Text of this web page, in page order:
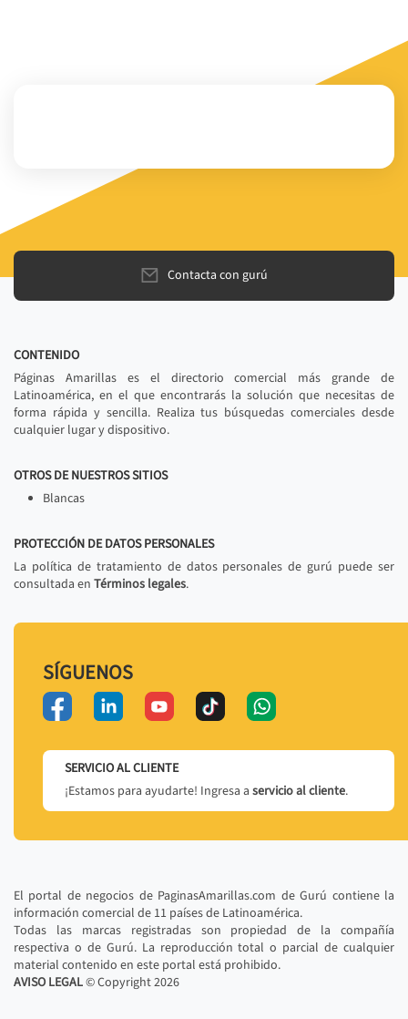
Contacta con gurú
CONTENIDO
Páginas Amarillas es el directorio comercial más grande de
Latinoamérica, en el que encontrarás la solución que necesitas de
forma rápida y sencilla. Realiza tus búsquedas comerciales desde
cualquier lugar y dispositivo.
OTROS DE NUESTROS SITIOS
Blancas
PROTECCIÓN DE DATOS PERSONALES
La política de tratamiento de datos personales de gurú puede ser
consultada en Términos legales.
SÍGUENOS
SERVICIO AL CLIENTE
¡Estamos para ayudarte! Ingresa a servicio al cliente.
El portal de negocios de PaginasAmarillas.com de Gurú contiene la
información comercial de 11 países de Latinoamérica.
Todas las marcas registradas son propiedad de la compañía
respectiva o de Gurú. La reproducción total o parcial de cualquier
material contenido en este portal está prohibido.
AVISO LEGAL© Copyright2026